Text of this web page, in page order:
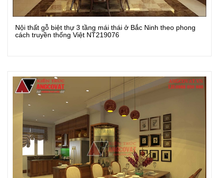
Xem Chi Tiết
Nội thất gỗ biệt thự 3 tầng mái thái ở Bắc Ninh theo phong
cách truyền thống Việt NT219076